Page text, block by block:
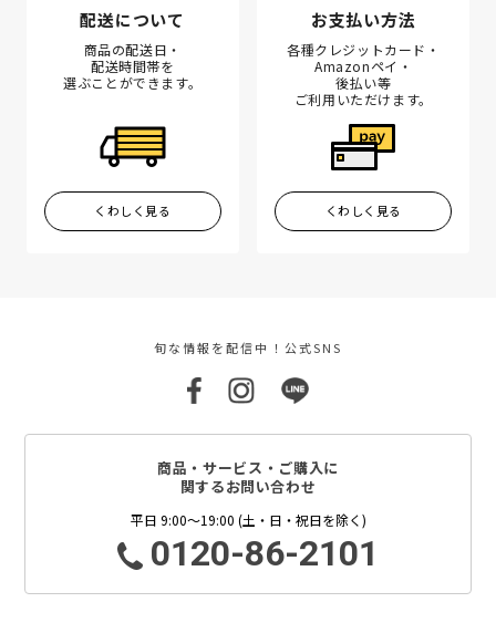
配送について
商品の配送日・
配送時間帯を
選ぶことができます。
くわしく見る
お支払い方法
各種クレジットカード・
Amazonペイ・
後払い等
ご利用いただけます。
くわしく見る
旬な情報を配信中！公式SNS
商品・サービス・ご購入に
関するお問い合わせ
平日 9:00～19:00 (土・日・祝日を除く)
0120-86-2101